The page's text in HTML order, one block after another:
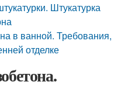
Штукатурка
в ванной. Требования,
отделке